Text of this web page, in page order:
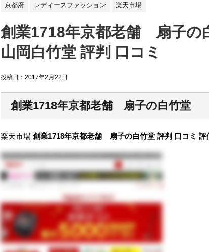
京都府 レディースファッション 楽天市場
創業1718年京都老舗 扇子の
山岡白竹堂 評判 口コミ
投稿日： 2017年2月22日
創業1718年京都老舗 扇子の白竹堂
楽天市場 創業1718年京都老舗 扇子の白竹堂 評判 口コミ 評